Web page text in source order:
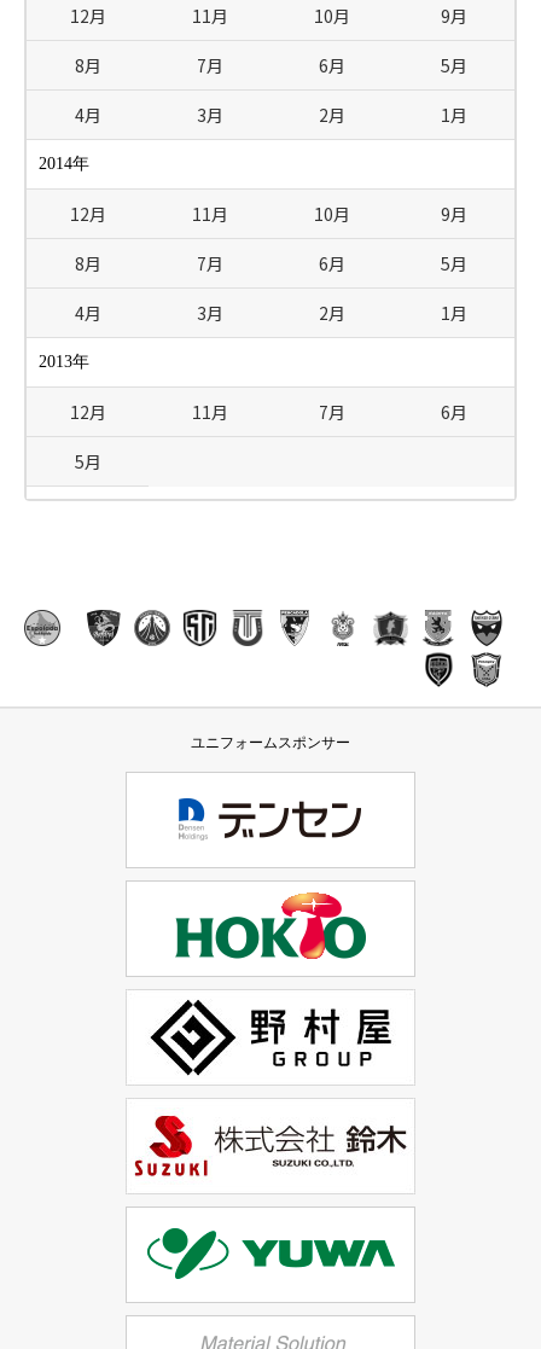
12月 11月 10月 9月
8月 7月 6月 5月
4月 3月 2月 1月
2014年
12月 11月 10月 9月
8月 7月 6月 5月
4月 3月 2月 1月
2013年
12月 11月 7月 6月
5月
ユニフォームスポンサー